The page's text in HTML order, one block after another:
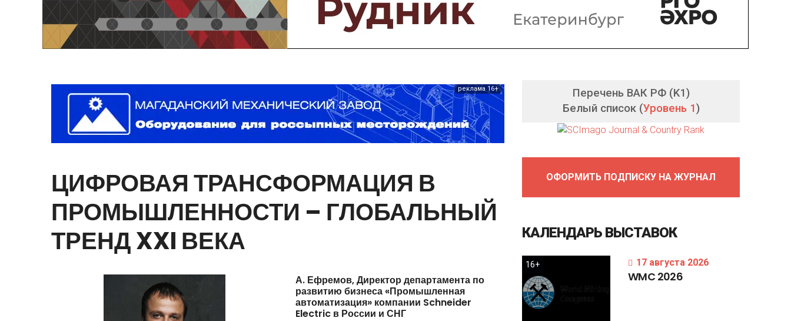
Предприятия и компании
Интервью
Выставки, Конференции
реклама 16+
ЦИФРОВАЯТРАНСФОРМАЦИЯ В
ПРОМЫШЛЕННОСТИ – ГЛОБАЛЬНЫЙ
ТРЕНДXXI ВЕКА
А. Ефремов,Директор департамента по
развитию бизнеса «Промышленная
автоматизация» компании Schneider
Electric в России и СНГ
Перечень ВАК РФ (K1)
Белый список (Уровень 1)
ОФОРМИТЬ ПОДПИСКУ НА ЖУРНАЛ
КАЛЕНДАРЬ ВЫСТАВОК
16+ 17 августа 2026
WMC 2026